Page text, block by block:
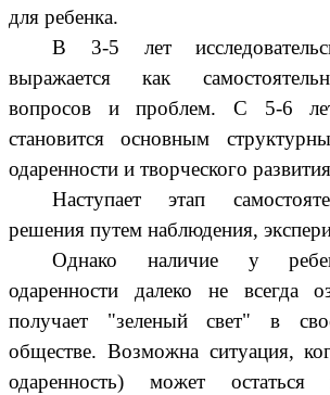
для ребенка.
В 3-5 лет
выражается как
вопросов и проблем. С 5-6
становится основным
одаренности и творческого
Наступает этап
решения путем наблюдения,
Однако наличие у
одаренности далеко не всегда
получает "зеленый свет" в
обществе. Возможна ситуация,
одаренность) может остаться